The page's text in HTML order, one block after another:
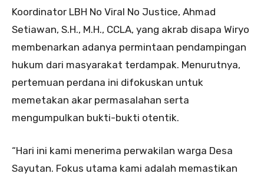
Koordinator LBH No Viral No Justice, Ahmad
Setiawan, S.H., M.H., CCLA, yang akrab disapa Wiryo
membenarkan adanya permintaan pendampingan
hukum dari masyarakat terdampak. Menurutnya,
pertemuan perdana ini difokuskan untuk
memetakan akar permasalahan serta
mengumpulkan bukti-bukti otentik.
“Hari ini kami menerima perwakilan warga Desa
Sayutan. Fokus utama kami adalah memastikan